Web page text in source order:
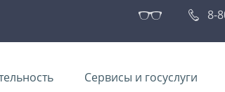
8-
Сервисы и госуслуги